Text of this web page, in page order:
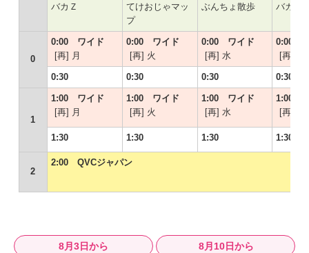
バカＺ
てけおじゃマッ
プ
ぶんちょ散歩
バカＺ
0
0:00 ワイド
[再] 月
0:00 ワイド
[再] 火
0:00 ワイド
[再] 水
0:00
[再] 木
0:30 0:30 0:30 0:30
1
1:00 ワイド
[再] 月
1:00 ワイド
[再] 火
1:00 ワイド
[再] 水
1:00
[再] 木
1:30 1:30 1:30 1:30
2
2:00 QVCジャパン
8月3日から 8月10日から